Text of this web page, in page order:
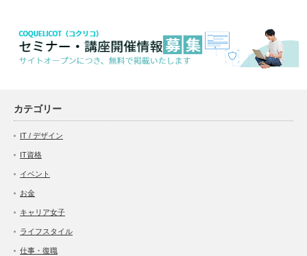
カテゴリー
IT / デザイン
IT資格
イベント
お金
キャリア女子
ライフスタイル
仕事・復職